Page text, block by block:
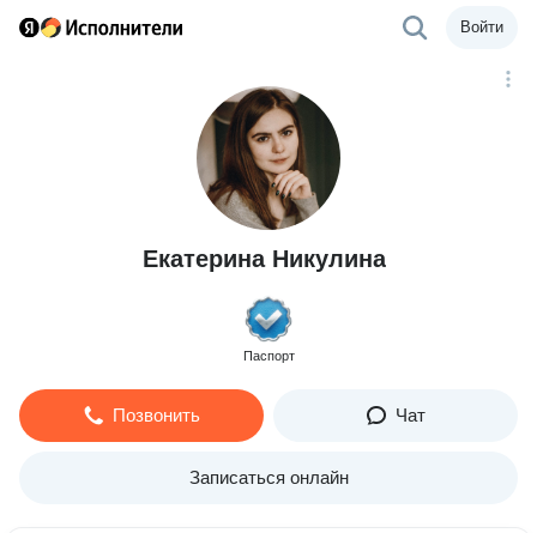
Войти
Екатерина Никулина
Паспорт
Позвонить Чат
Записаться онлайн